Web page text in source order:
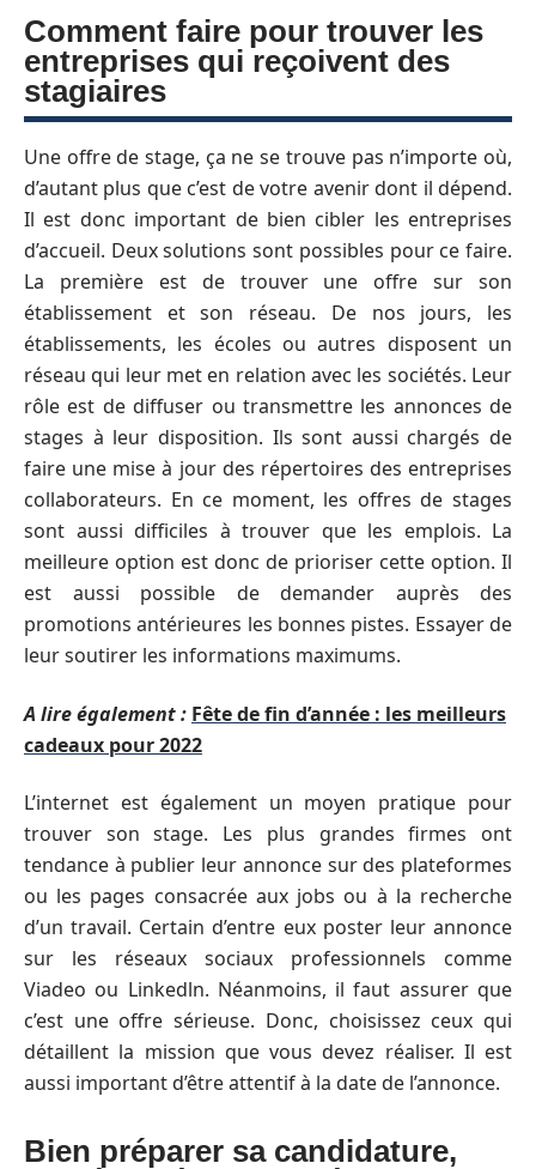
Comment faire pour trouver les
entreprises qui reçoivent des
stagiaires
Une offre de stage, ça ne se trouve pas n’importe où,
d’autant plus que c’est de votre avenir dont il dépend.
Il est donc important de bien cibler les entreprises
d’accueil. Deux solutions sont possibles pour ce faire.
La première est de trouver une offre sur son
établissement et son réseau. De nos jours, les
établissements, les écoles ou autres disposent un
réseau qui leur met en relation avec les sociétés. Leur
rôle est de diffuser ou transmettre les annonces de
stages à leur disposition. Ils sont aussi chargés de
faire une mise à jour des répertoires des entreprises
collaborateurs. En ce moment, les offres de stages
sont aussi difficiles à trouver que les emplois. La
meilleure option est donc de prioriser cette option. Il
est aussi possible de demander auprès des
promotions antérieures les bonnes pistes. Essayer de
leur soutirer les informations maximums.
A lire également : Fête de fin d’année : les meilleurs
cadeaux pour 2022
L’internet est également un moyen pratique pour
trouver son stage. Les plus grandes firmes ont
tendance à publier leur annonce sur des plateformes
ou les pages consacrée aux jobs ou à la recherche
d’un travail. Certain d’entre eux poster leur annonce
sur les réseaux sociaux professionnels comme
Viadeo ou Linkedln. Néanmoins, il faut assurer que
c’est une offre sérieuse. Donc, choisissez ceux qui
détaillent la mission que vous devez réaliser. Il est
aussi important d’être attentif à la date de l’annonce.
Bien préparer sa candidature,